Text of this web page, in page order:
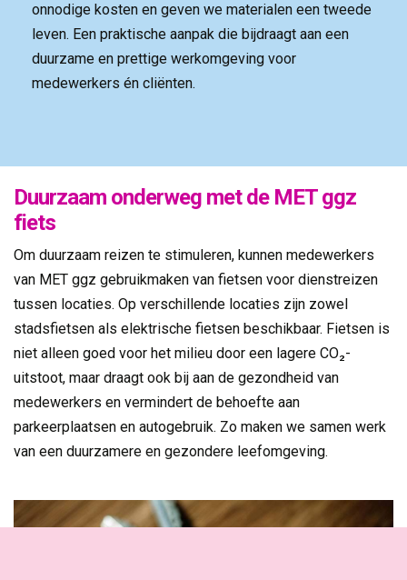
onnodige kosten en geven we materialen een tweede
leven. Een praktische aanpak die bijdraagt aan een
duurzame en prettige werkomgeving voor
medewerkers én cliënten.
Duurzaam onderweg met de MET ggz
fiets
Om duurzaam reizen te stimuleren, kunnen medewerkers
van MET ggz gebruikmaken van fietsen voor dienstreizen
tussen locaties. Op verschillende locaties zijn zowel
stadsfietsen als elektrische fietsen beschikbaar. Fietsen is
niet alleen goed voor het milieu door een lagere CO₂-
uitstoot, maar draagt ook bij aan de gezondheid van
medewerkers en vermindert de behoefte aan
parkeerplaatsen en autogebruik. Zo maken we samen werk
van een duurzamere en gezondere leefomgeving.